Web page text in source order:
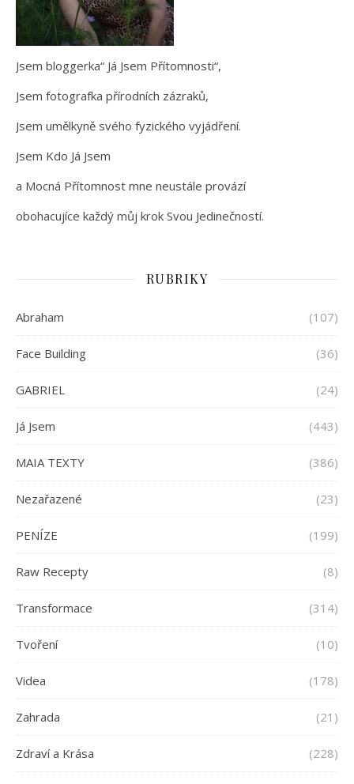
Jsem bloggerka“ Já Jsem Přítomnosti“,
Jsem fotografka přírodních zázraků,
Jsem umělkyně svého fyzického vyjádření.
Jsem Kdo Já Jsem
a Mocná Přítomnost mne neustále provází
obohacujíce každý můj krok Svou Jedinečností.
RUBRIKY
Abraham (107)
Face Building (36)
GABRIEL (24)
Já Jsem (443)
MAIA TEXTY (386)
Nezařazené (23)
PENÍZE (199)
Raw Recepty (8)
Transformace (314)
Tvoření (10)
Videa (178)
Zahrada (21)
Zdraví a Krása (228)